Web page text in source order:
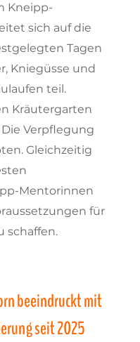
Kneipp-
sich auf die
Tagen
Kniegüsse und
teil.
Kräutergarten
Verpflegung
Gleichzeitig
Mentorinnen
für
schaffen.
beeindruckt mit
seit 2025